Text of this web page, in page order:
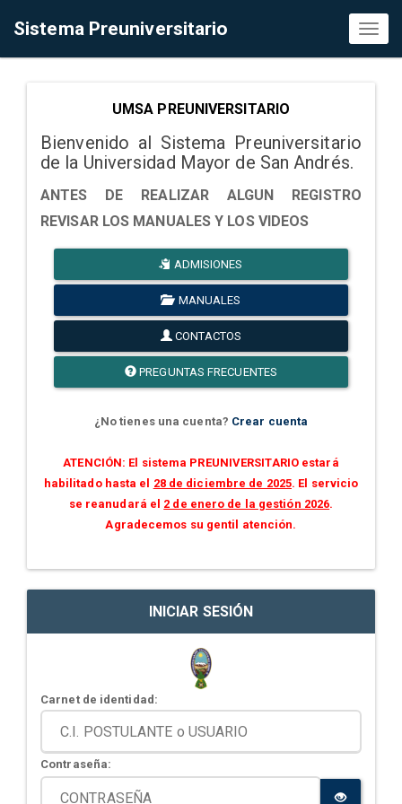
Sistema Preuniversitario
UMSA PREUNIVERSITARIO
Bienvenido al Sistema Preuniversitario
de la Universidad Mayor de San Andrés.
ANTES DE REALIZAR ALGUN REGISTRO
REVISAR LOS MANUALES Y LOS VIDEOS
ADMISIONES
MANUALES
CONTACTOS
PREGUNTAS FRECUENTES
¿No tienes una cuenta? Crear cuenta
ATENCIÓN: El sistema PREUNIVERSITARIO estará
habilitado hasta el 28 de diciembre de 2025. El servicio
se reanudará el 2 de enero de la gestión 2026.
Agradecemos su gentil atención.
INICIAR SESIÓN
Carnet de identidad:
Contraseña: